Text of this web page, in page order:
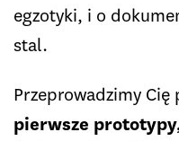
egzotyki, i o
stal.
Przeprowadzimy
pierwsze